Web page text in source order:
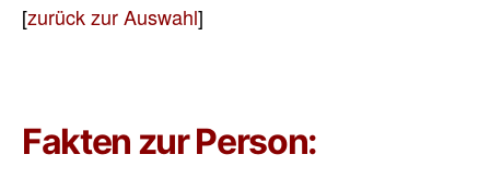
[zurück zur Auswahl]
Fakten zur Person: